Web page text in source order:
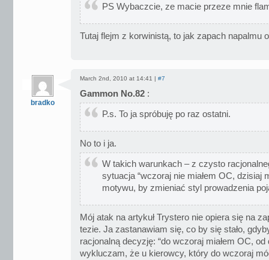
PS Wybaczcie, ze macie przeze mnie
Tutaj flejm z korwinistą, to jak zapach napalmu
bradko
March 2nd, 2010 at 14:41 | #7
Gammon No.82 :
P.s. To ja spróbuję po raz ostatni.
No to i ja.
W takich warunkach – z czysto
sytuacja “wczoraj nie miałem OC, dzisiaj
motywu, by zmieniać styl prowadzenia
Mój atak na artykuł Trystero nie opiera się na
tezie. Ja zastanawiam się, co by się stało,
racjonalną decyzję: “do wczoraj miałem OC, od
wykluczam, że u kierowcy, który do wczoraj